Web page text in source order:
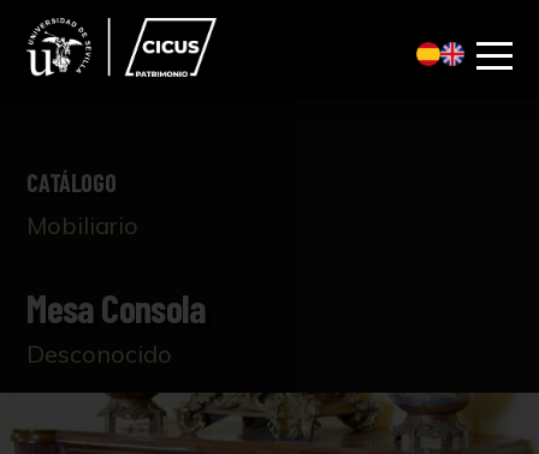
CATÁLOGO
Mobiliario
Mesa Consola
Desconocido